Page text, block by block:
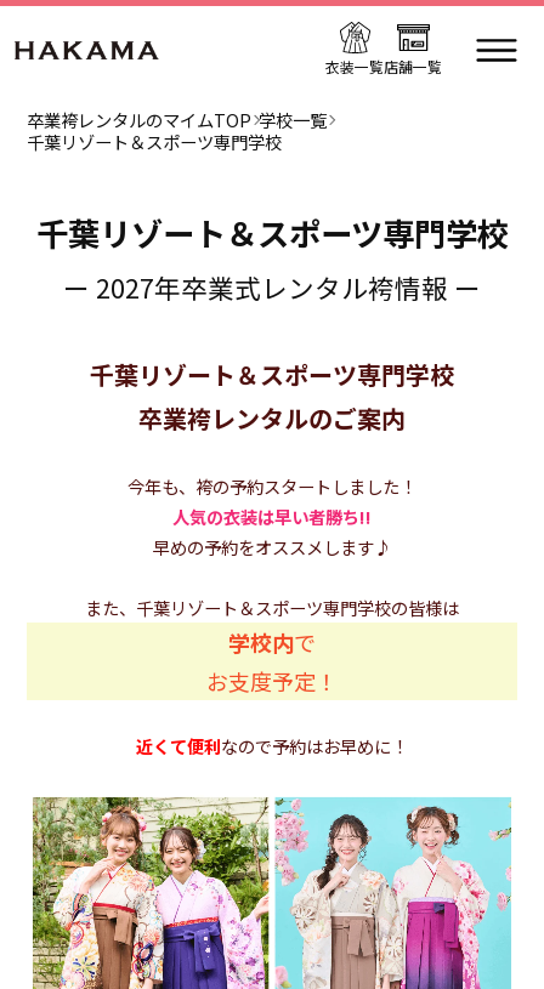
衣装一覧店舗一覧
卒業袴レンタルのマイムTOP 学校一覧
千葉リゾート＆スポーツ専門学校
千葉リゾート＆スポーツ専門学校
ー 2027年卒業式レンタル袴情報 ー
千葉リゾート＆スポーツ専門学校
卒業袴レンタルのご案内
今年も、袴の予約スタートしました！
人気の衣装は早い者勝ち!!
早めの予約をオススメします♪
また、千葉リゾート＆スポーツ専門学校の皆様は
学校内で
お支度予定！
近くて便利なので予約はお早めに！